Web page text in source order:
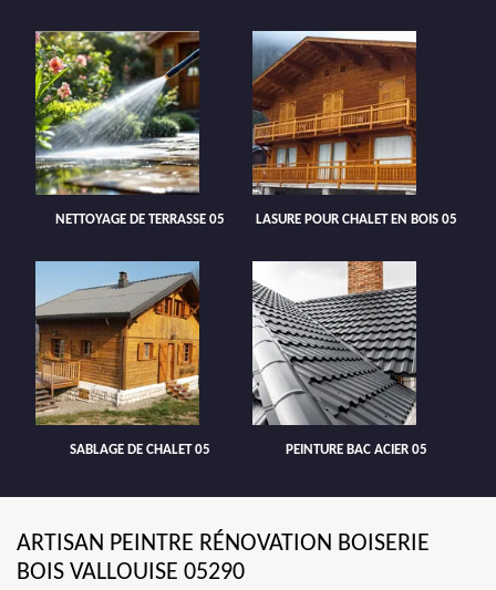
NETTOYAGE DE TERRASSE 05 LASURE POUR CHALET EN BOIS 05
SABLAGE DE CHALET 05 PEINTURE BAC ACIER 05
ARTISAN PEINTRE RÉNOVATION BOISERIE
BOIS VALLOUISE 05290